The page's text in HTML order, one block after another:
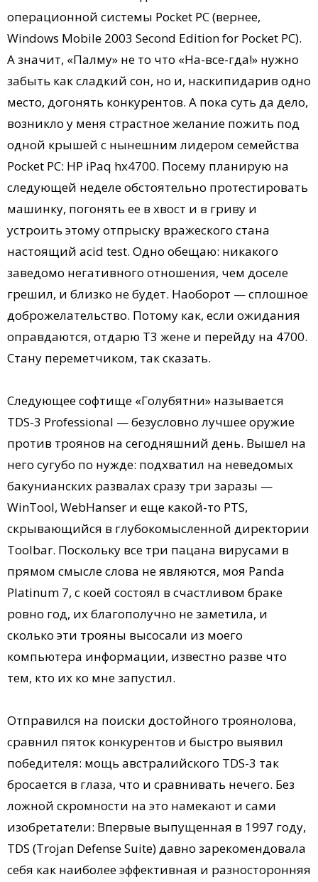
операционной системы Pocket PC (вернее,
Windows Mobile 2003 Second Edition for Pocket PC).
А значит, «Палму» не то что «На-все-гда!» нужно
забыть как сладкий сон, но и, наскипидарив одно
место, догонять конкурентов. А пока суть да дело,
возникло у меня страстное желание пожить под
одной крышей с нынешним лидером семейства
Pocket PC: HP iPaq hx4700. Посему планирую на
следующей неделе обстоятельно протестировать
машинку, погонять ее в хвост и в гриву и
устроить этому отпрыску вражеского стана
настоящий acid test. Одно обещаю: никакого
заведомо негативного отношения, чем доселе
грешил, и близко не будет. Наоборот — сплошное
доброжелательство. Потому как, если ожидания
оправдаются, отдарю Т3 жене и перейду на 4700.
Стану переметчиком, так сказать.
Следующее софтище «Голубятни» называется
TDS-3 Professional — безусловно лучшее оружие
против троянов на сегодняшний день. Вышел на
него сугубо по нужде: подхватил на неведомых
бакунианских развалах сразу три заразы —
WinTool, WebHanser и еще какой-то PTS,
скрывающийся в глубокомысленной директории
Toolbar. Поскольку все три пацана вирусами в
прямом смысле слова не являются, моя Panda
Platinum 7, с коей состоял в счастливом браке
ровно год, их благополучно не заметила, и
сколько эти трояны высосали из моего
компьютера информации, известно разве что
тем, кто их ко мне запустил.
Отправился на поиски достойного троянолова,
сравнил пяток конкурентов и быстро выявил
победителя: мощь австралийского TDS-3 так
бросается в глаза, что и сравнивать нечего. Без
ложной скромности на это намекают и сами
изобретатели: Впервые выпущенная в 1997 году,
TDS (Trojan Defense Suite) давно зарекомендовала
себя как наиболее эффективная и разносторонняя